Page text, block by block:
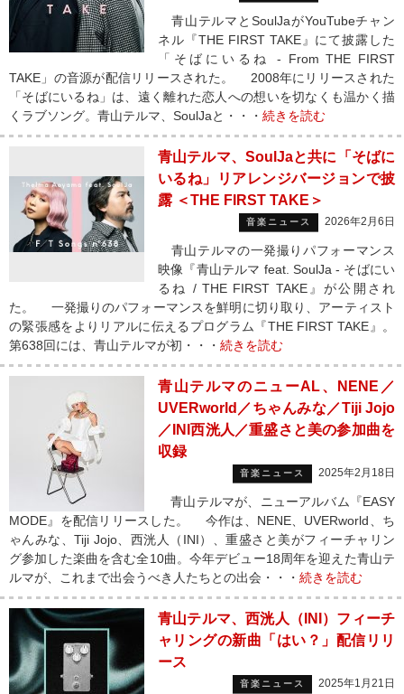
青山テルマとSoulJaがYouTubeチャン
ネル『THE FIRST TAKE』にて披露した
「そばにいるね - From THE FIRST
TAKE」の音源が配信リリースされた。 2008年にリリースされた
「そばにいるね」は、遠く離れた恋人への想いを切なくも温かく描
くラブソング。青山テルマ、SoulJaと・・・ 続きを読む
青山テルマ、SoulJaと共に「そばに
いるね」リアレンジバージョンで披
露 ＜THE FIRST TAKE＞
音楽ニュース 2026年2月6日
青山テルマの一発撮りパフォーマンス
映像『青山テルマ feat. SoulJa - そばにい
るね / THE FIRST TAKE』が公開され
た。 一発撮りのパフォーマンスを鮮明に切り取り、アーティスト
の緊張感をよりリアルに伝えるプログラム『THE FIRST TAKE』。
第638回には、青山テルマが初・・・ 続きを読む
青山テルマのニューAL、NENE／
UVERworld／ちゃんみな／Tiji Jojo
／INI西洸人／重盛さと美の参加曲を
収録
音楽ニュース 2025年2月18日
青山テルマが、ニューアルバム『EASY
MODE』を配信リリースした。 今作は、NENE、UVERworld、ち
ゃんみな、Tiji Jojo、西洸人（INI）、重盛さと美がフィーチャリン
グ参加した楽曲を含む全10曲。今年デビュー18周年を迎えた青山テ
ルマが、これまで出会うべき人たちとの出会・・・ 続きを読む
青山テルマ、西洸人（INI）フィーチ
ャリングの新曲「はい？」配信リリ
ース
音楽ニュース 2025年1月21日